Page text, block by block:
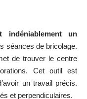
un
séances de bricolage.
de trouver le centre
Cet outil est
un travail précis.
et perpendiculaires.